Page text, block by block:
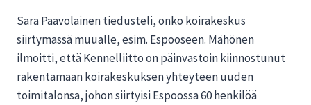
Sara Paavolainen tiedusteli, onko koirakeskus
siirtymässä muualle, esim. Espooseen. Mähönen
ilmoitti, että Kennelliitto on päinvastoin kiinnostunut
rakentamaan koirakeskuksen yhteyteen uuden
toimitalonsa, johon siirtyisi Espoossa 60 henkilöä